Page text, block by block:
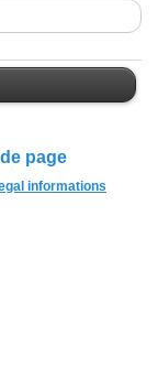
page
informations